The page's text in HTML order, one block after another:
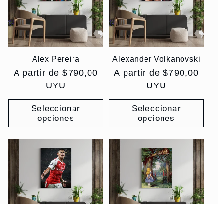
Alex Pereira
Precio
A partir de $790,00
UYU
Seleccionar
opciones
Alexander Volkanovski
Precio
A partir de $790,00
UYU
Seleccionar
opciones